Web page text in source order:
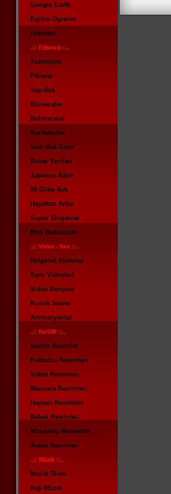
Google Earth
Egitim Ogretim
Haberler
..:: Eğlence ::..
Testerojen
Fikralar
Yap-Boz
Bilmeceler
Bulmacalar
Karikaturler
Sasi-Bak-Sasir
Duvar Yazilari
Japonca Adim
99 Dilde Ask
Hayattan Anlar
Super Sloganlar
Msn Beddualari
..:: Video - Ses ::..
Belgesel Videolar
Spor Videolari
Video Dunyasi
Komik Sesler
Animasyonlar
..:: ReSiM ::..
Komik Resimler
Futbolcu Resimleri
Sitem Resimleri
Manzara Resimleri
Hayvan Resimleri
Bebek Resimleri
Masaustu Resimleri
Araba Resimleri
..:: Müzik ::..
Muzik Dinle
Rap Müzik